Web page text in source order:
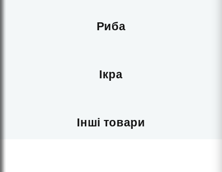
Риба
Ікра
Інші товари